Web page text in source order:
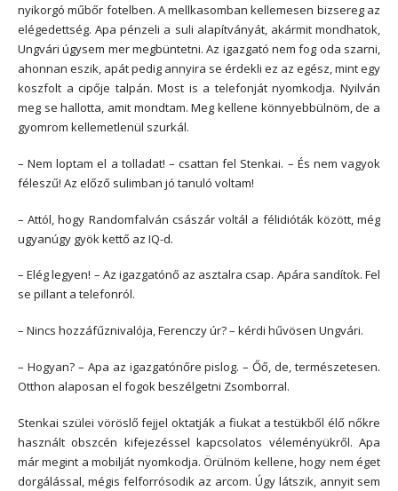
nyikorgó műbőr fotelben. A mellkasomban kellemesen bizsereg az
elégedettség. Apa pénzeli a suli alapítványát, akármit mondhatok,
Ungvári úgysem mer megbüntetni. Az igazgató nem fog oda szarni,
ahonnan eszik, apát pedig annyira se érdekli ez az egész, mint egy
koszfolt a cipője talpán. Most is a telefonját nyomkodja. Nyilván
meg se hallotta, amit mondtam. Meg kellene könnyebbülnöm, de a
gyomrom kellemetlenül szurkál.
– Nem loptam el a tolladat! – csattan fel Stenkai. – És nem vagyok
féleszű! Az előző sulimban jó tanuló voltam!
– Attól, hogy Randomfalván császár voltál a félidióták között, még
ugyanúgy gyök kettő az IQ-d.
– Elég legyen! – Az igazgatónő az asztalra csap. Apára sandítok. Fel
se pillant a telefonról.
– Nincs hozzáfűznivalója, Ferenczy úr? – kérdi hűvösen Ungvári.
– Hogyan? – Apa az igazgatónőre pislog. – Őő, de, természetesen.
Otthon alaposan el fogok beszélgetni Zsomborral.
Stenkai szülei vöröslő fejjel oktatják a fiukat a testükből élő nőkre
használt obszcén kifejezéssel kapcsolatos véleményükről. Apa
már megint a mobilját nyomkodja. Örülnöm kellene, hogy nem éget
dorgálással, mégis felforrósodik az arcom. Úgy látszik, annyit sem